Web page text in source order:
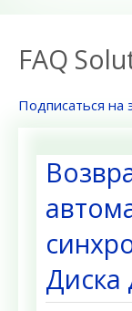
FAQ
Подписаться на
Диска